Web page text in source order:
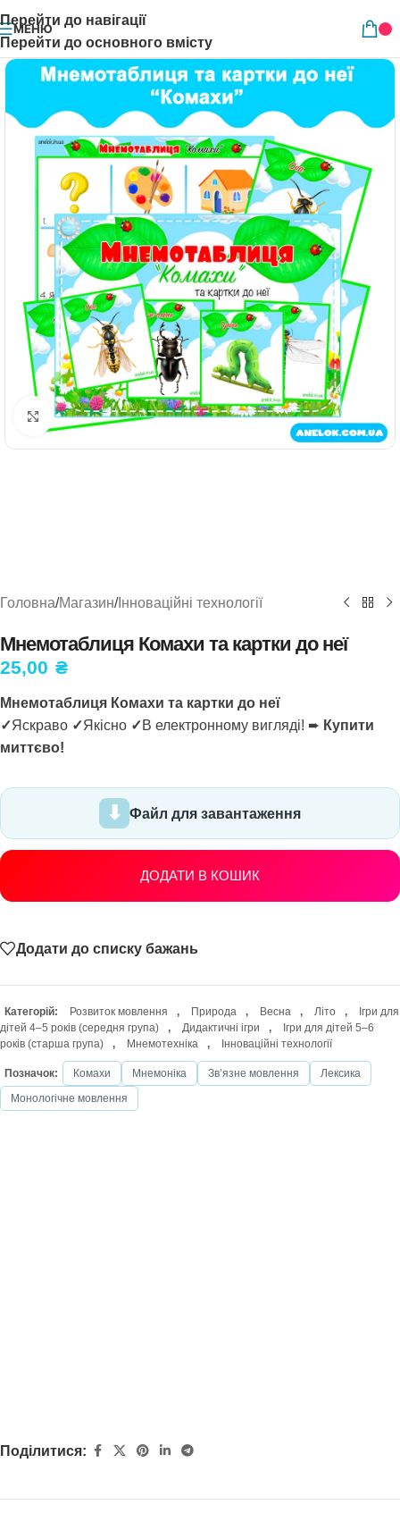
Перейти до навігації
Перейти до основного вмісту
МЕНЮ
Натисніть, щоб збільшити
Головна/Магазин/Інноваційні технології
Мнемотаблиця Комахи та картки до неї
25,00 ₴
Мнемотаблиця Комахи та картки до неї
✓Яскраво ✓Якісно ✓В електронному вигляді! ➨ Купити
миттєво!
Файл для завантаження
ДОДАТИ В КОШИК
Додати до списку бажань
Категорій: Розвиток мовлення , Природа , Весна , Літо ,
Ігри для
дітей 4–5 років (середня група)
, Дидактичні ігри ,
Ігри для дітей 5–6
років (старша група)
, Мнемотехніка , Інноваційні технології
Позначок: Комахи Мнемоніка Звʼязне мовлення
Лексика
Монологічне мовлення
Поділитися: